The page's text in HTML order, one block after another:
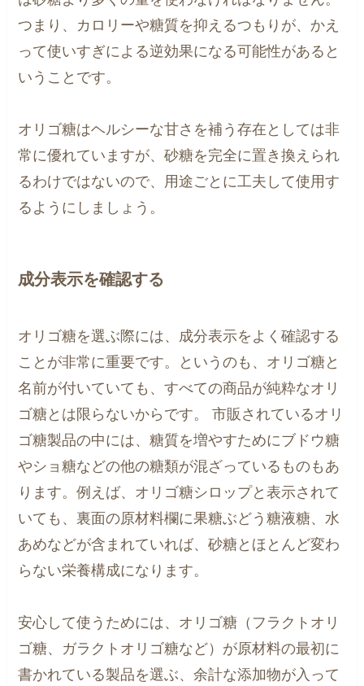
つまり、カロリーや糖質を抑えるつもりが、かえ
って使いすぎによる逆効果になる可能性があると
いうことです。
オリゴ糖はヘルシーな甘さを補う存在としては非
常に優れていますが、砂糖を完全に置き換えられ
るわけではないので、用途ごとに工夫して使用す
るようにしましょう。
成分表示を確認する
オリゴ糖を選ぶ際には、成分表示をよく確認する
ことが非常に重要です。というのも、オリゴ糖と
名前が付いていても、すべての商品が純粋なオリ
ゴ糖とは限らないからです。 市販されているオリ
ゴ糖製品の中には、糖質を増やすためにブドウ糖
やショ糖などの他の糖類が混ざっているものもあ
ります。例えば、オリゴ糖シロップと表示されて
いても、裏面の原材料欄に果糖ぶどう糖液糖、水
あめなどが含まれていれば、砂糖とほとんど変わ
らない栄養構成になります。
安心して使うためには、オリゴ糖（フラクトオリ
ゴ糖、ガラクトオリゴ糖など）が原材料の最初に
書かれている製品を選ぶ、余計な添加物が入って